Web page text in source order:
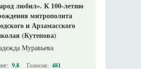
любил». К 100-летию
митрополита
и Арзамасского
(Кутепова)
Муравьева
9.8 Голосов: 481